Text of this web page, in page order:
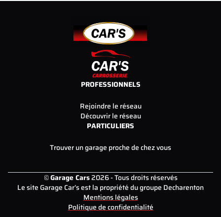
PROFESSIONNELS
Rejoindre le réseau
Découvrir le réseau
PARTICULIERS
Trouver un garage proche de chez vous
©Garage Cars2026 - Tous droits réservés
Le site Garage Car’s est la propriété du groupe Decharenton
Mentions légales
Politique de confidentialité